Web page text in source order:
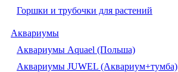
Горшки и трубочки для растений
Аквариумы
Аквариумы Aquael (Польша)
Аквариумы JUWEL (Аквариум+тумба)